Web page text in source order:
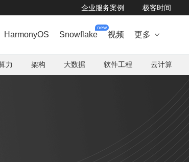
企业服务案例 极客时间
HarmonyOS Snowflake
new
视频 更多 
力 架构 大数据 软件工程 云计算